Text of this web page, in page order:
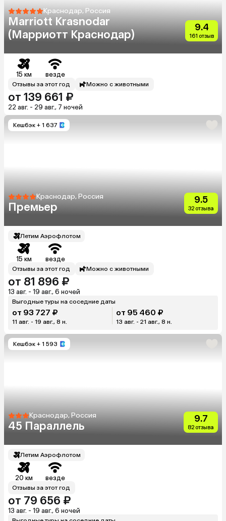
Краснодар, Россия
Marriott Krasnodar
(Марриотт Краснодар)
9.4
161 отзыв
15 км везде
Отзывы за этот год Можно с животными
от 139 661 ₽
22 авг. - 29 авг., 7 ночей
Кешбэк + 1 637
Краснодар, Россия
Премьер
9.5
32 отзыва
Летим Аэрофлотом
15 км везде
Отзывы за этот год Можно с животными
от 81 896 ₽
13 авг. - 19 авг., 6 ночей
Выгодные туры на соседние даты
от 93 727 ₽
11 авг. - 19 авг., 8 н.
от 95 460 ₽
13 авг. - 21 авг., 8 н.
Кешбэк + 1 593
Краснодар, Россия
45 Параллель
9.7
82 отзыва
Летим Аэрофлотом
20 км везде
Отзывы за этот год
от 79 656 ₽
13 авг. - 19 авг., 6 ночей